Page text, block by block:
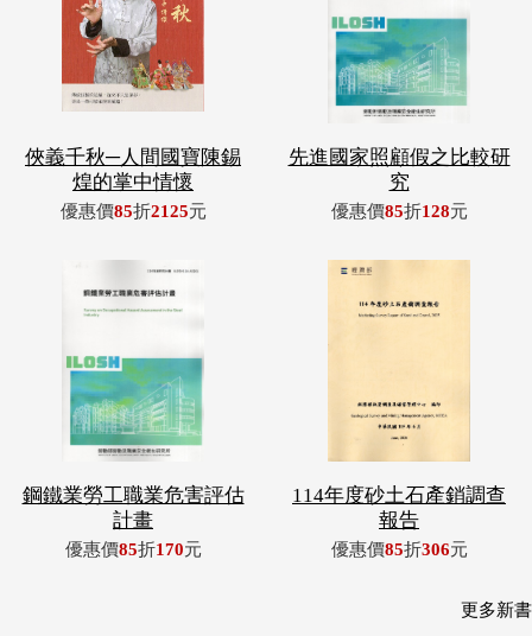
俠義千秋─人間國寶陳錫
煌的掌中情懷
優惠價85折2125元
先進國家照顧假之比較研
究
優惠價85折128元
鋼鐵業勞工職業危害評估
計畫
優惠價85折170元
114年度砂土石產銷調查
報告
優惠價85折306元
更多新書